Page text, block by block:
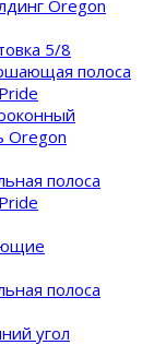
Oregon
5/8
полоса
Oregon
полоса
полоса
угол